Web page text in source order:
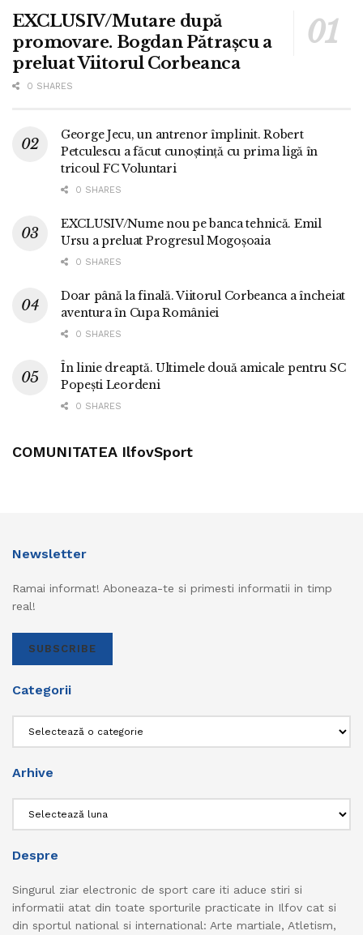
EXCLUSIV/Mutare după
promovare. Bogdan Pătrașcu a
preluat Viitorul Corbeanca
0 SHARES
George Jecu, un antrenor împlinit. Robert
Petculescu a făcut cunoștință cu prima ligă în
tricoul FC Voluntari
0 SHARES
EXCLUSIV/Nume nou pe banca tehnică. Emil
Ursu a preluat Progresul Mogoșoaia
0 SHARES
Doar până la finală. Viitorul Corbeanca a încheiat
aventura în Cupa României
0 SHARES
În linie dreaptă. Ultimele două amicale pentru SC
Popești Leordeni
0 SHARES
COMUNITATEA IlfovSport
Newsletter
Ramai informat! Aboneaza-te si primesti informatii in timp
real!
SUBSCRIBE
Categorii
Arhive
Despre
Singurul ziar electronic de sport care iti aduce stiri si
informatii atat din toate sporturile practicate in Ilfov cat si
din sportul national si international: Arte martiale, Atletism,